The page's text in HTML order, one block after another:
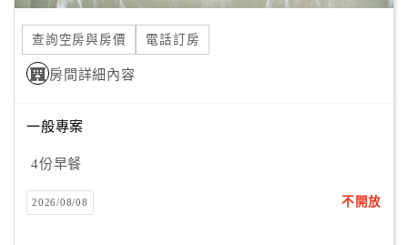
合
作
提
案
店
作
查詢空房與房價 電話訂房
房間詳細內容
一般專案
4份早餐
2026/08/08 不開放